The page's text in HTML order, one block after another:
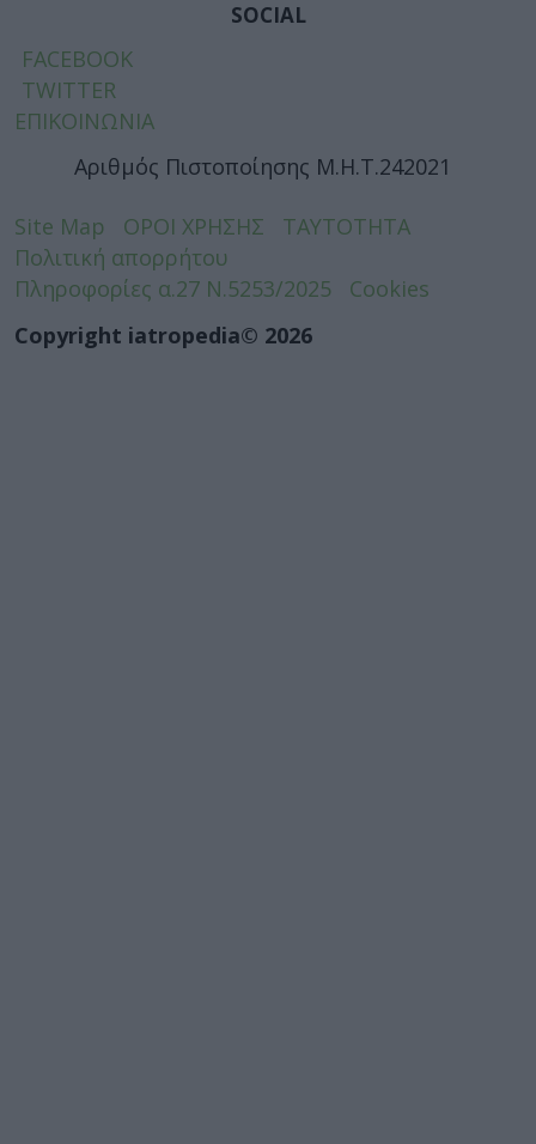
SOCIAL
FACEBOOK
TWITTER
ΕΠΙΚΟΙΝΩΝΙΑ
Αριθμός Πιστοποίησης Μ.Η.Τ.242021
Site Map ΟΡΟΙ ΧΡΗΣΗΣ
ΤΑΥΤΟΤΗΤΑ
Πολιτική απορρήτου
Πληροφορίες α.27 Ν.5253/2025
Cookies
Copyright iatropedia© 2026